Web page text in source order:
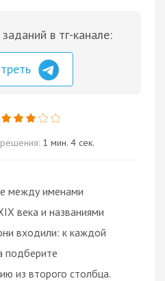
в тг-канале:
1 мин. 4 сек.
между именами
века и названиями
входили: к каждой
подберите
из второго столбца.